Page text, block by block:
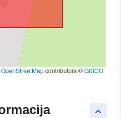
OpenStreetMapcontributors ©GISCO
keyboard_arrow_up